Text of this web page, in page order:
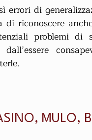
di
di riconoscere
problemi di
MULO,